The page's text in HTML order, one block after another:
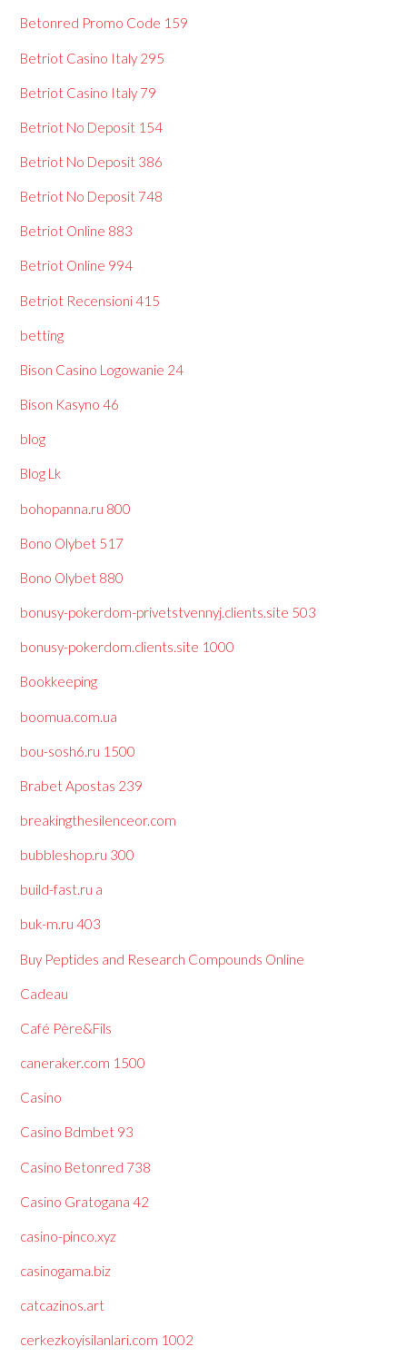
Betonred Promo Code 159
Betriot Casino Italy 295
Betriot Casino Italy 79
Betriot No Deposit 154
Betriot No Deposit 386
Betriot No Deposit 748
Betriot Online 883
Betriot Online 994
Betriot Recensioni 415
betting
Bison Casino Logowanie 24
Bison Kasyno 46
blog
Blog Lk
bohopanna.ru 800
Bono Olybet 517
Bono Olybet 880
bonusy-pokerdom-privetstvennyj.clients.site 503
bonusy-pokerdom.clients.site 1000
Bookkeeping
boomua.com.ua
bou-sosh6.ru 1500
Brabet Apostas 239
breakingthesilenceor.com
bubbleshop.ru 300
build-fast.ru a
buk-m.ru 403
Buy Peptides and Research Compounds Online
Cadeau
Café Père&Fils
caneraker.com 1500
Casino
Casino Bdmbet 93
Casino Betonred 738
Casino Gratogana 42
casino-pinco.xyz
casinogama.biz
catcazinos.art
cerkezkoyisilanlari.com 1002